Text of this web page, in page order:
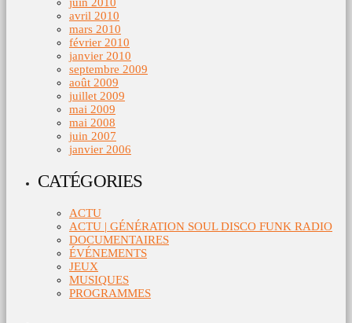
juin 2010
avril 2010
mars 2010
février 2010
janvier 2010
septembre 2009
août 2009
juillet 2009
mai 2009
mai 2008
juin 2007
janvier 2006
CATÉGORIES
ACTU
ACTU | GÉNÉRATION SOUL DISCO FUNK RADIO
DOCUMENTAIRES
ÉVÉNEMENTS
JEUX
MUSIQUES
PROGRAMMES